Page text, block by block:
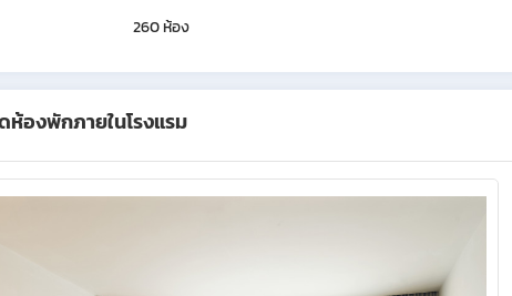
260 ห้อง
องพักภายในโรงแรม